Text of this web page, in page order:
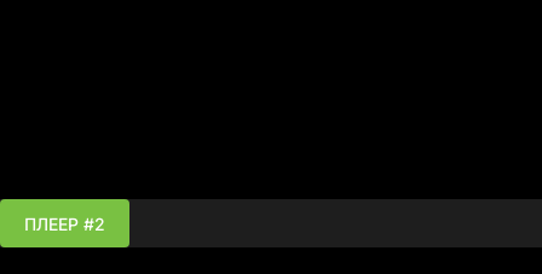
ПЛЕЕР #2